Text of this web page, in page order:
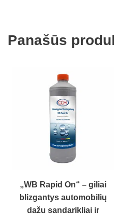
Panašūs
„WB Rapid On“ – giliai
blizgantys automobilių
dažų sandarikliai ir